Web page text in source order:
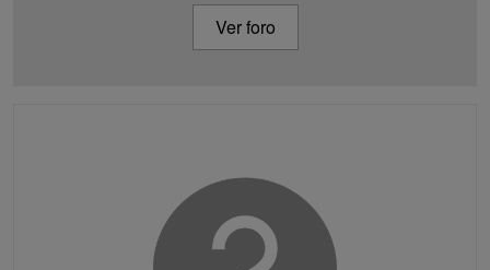
Ver foro